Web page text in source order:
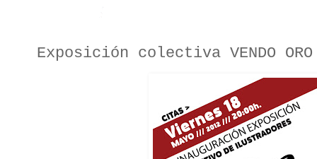
Exposición colectiva VENDO ORO